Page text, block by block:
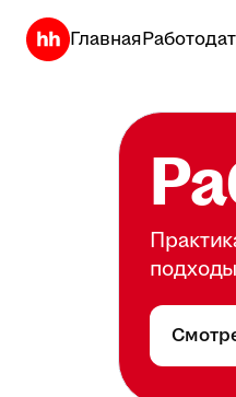
Главная
подходы